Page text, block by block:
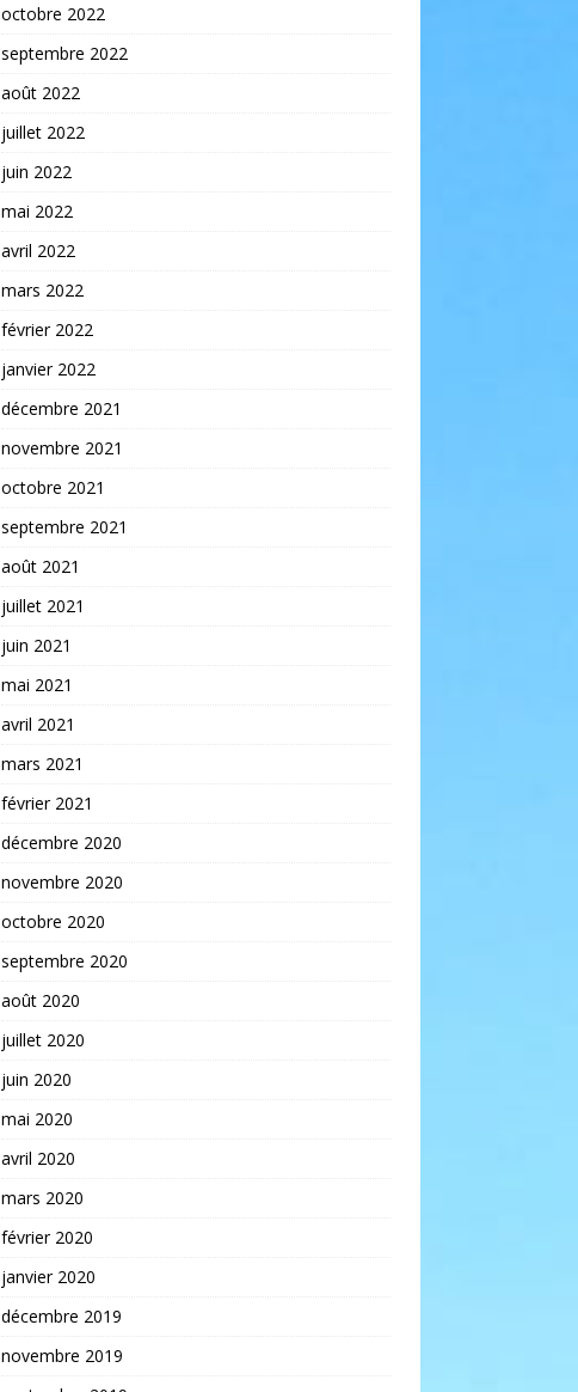
octobre 2022
septembre 2022
août 2022
juillet 2022
juin 2022
mai 2022
avril 2022
mars 2022
février 2022
janvier 2022
décembre 2021
novembre 2021
octobre 2021
septembre 2021
août 2021
juillet 2021
juin 2021
mai 2021
avril 2021
mars 2021
février 2021
décembre 2020
novembre 2020
octobre 2020
septembre 2020
août 2020
juillet 2020
juin 2020
mai 2020
avril 2020
mars 2020
février 2020
janvier 2020
décembre 2019
novembre 2019